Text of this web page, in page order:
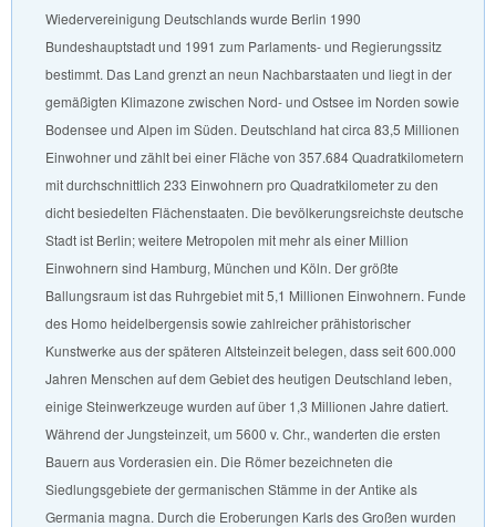
Wiedervereinigung Deutschlands wurde Berlin 1990
Bundeshauptstadt und 1991 zum Parlaments- und Regierungssitz
bestimmt. Das Land grenzt an neun Nachbarstaaten und liegt in der
gemäßigten Klimazone zwischen Nord- und Ostsee im Norden sowie
Bodensee und Alpen im Süden. Deutschland hat circa 83,5 Millionen
Einwohner und zählt bei einer Fläche von 357.684 Quadratkilometern
mit durchschnittlich 233 Einwohnern pro Quadratkilometer zu den
dicht besiedelten Flächenstaaten. Die bevölkerungsreichste deutsche
Stadt ist Berlin; weitere Metropolen mit mehr als einer Million
Einwohnern sind Hamburg, München und Köln. Der größte
Ballungsraum ist das Ruhrgebiet mit 5,1 Millionen Einwohnern. Funde
des Homo heidelbergensis sowie zahlreicher prähistorischer
Kunstwerke aus der späteren Altsteinzeit belegen, dass seit 600.000
Jahren Menschen auf dem Gebiet des heutigen Deutschland leben,
einige Steinwerkzeuge wurden auf über 1,3 Millionen Jahre datiert.
Während der Jungsteinzeit, um 5600 v. Chr., wanderten die ersten
Bauern aus Vorderasien ein. Die Römer bezeichneten die
Siedlungsgebiete der germanischen Stämme in der Antike als
Germania magna. Durch die Eroberungen Karls des Großen wurden